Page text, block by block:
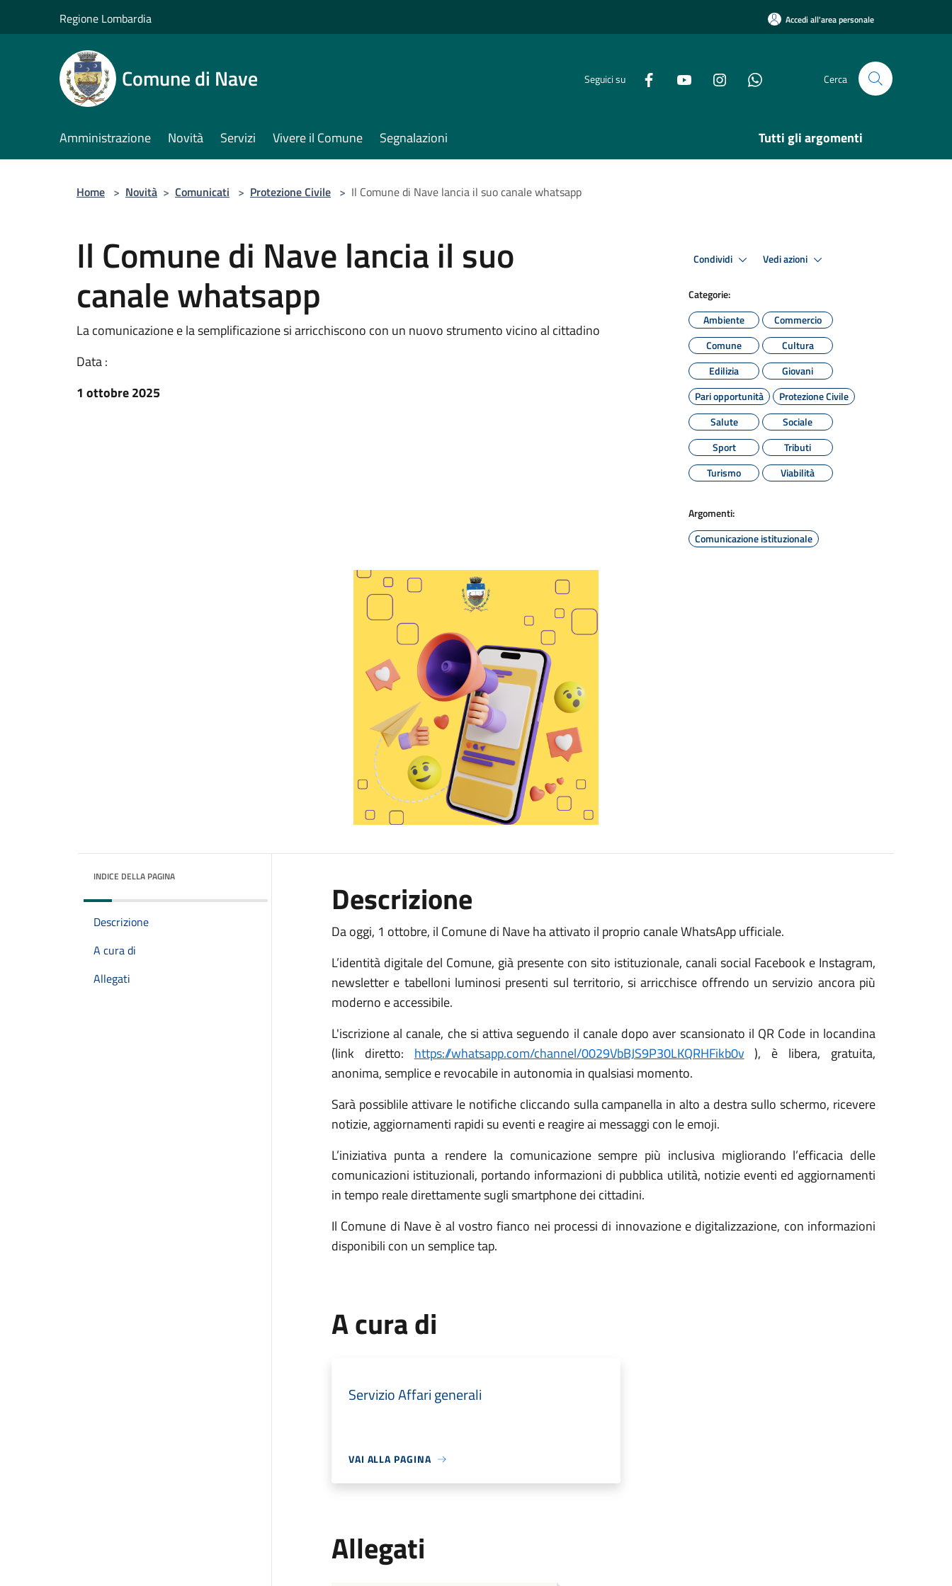
Regione Lombardia Accedi all'area personale
Comune di Nave Seguici su Cerca
Amministrazione Novità Servizi Vivere il Comune Segnalazioni Tutti gli argomenti
Home > Novità > Comunicati > Protezione Civile > Il Comune di Nave lancia il suo canale whatsapp
Il Comune di Nave lancia il suo
canale whatsapp
La comunicazione e la semplificazione si arricchiscono con un nuovo strumento vicino al cittadino
Data :
1 ottobre 2025
Condividi Vedi azioni
Categorie:
Ambiente
Commercio
Comune
Cultura
Edilizia
Giovani
Pari opportunità
Protezione Civile
Salute
Sociale
Sport
Tributi
Turismo
Viabilità
Argomenti:
Comunicazione istituzionale
INDICE DELLA PAGINA
Descrizione
A cura di
Allegati
Descrizione
Da oggi, 1 ottobre, il Comune di Nave ha attivato il proprio canale WhatsApp ufficiale.
L’identità digitale del Comune, già presente con sito istituzionale, canali social Facebook e Instagram,
newsletter e tabelloni luminosi presenti sul territorio, si arricchisce offrendo un servizio ancora più
moderno e accessibile.
L'iscrizione al canale, che si attiva seguendo il canale dopo aver scansionato il QR Code in locandina
(link diretto: https://whatsapp.com/channel/0029VbBJS9P30LKQRHFikb0v ), è libera, gratuita,
anonima, semplice e revocabile in autonomia in qualsiasi momento.
Sarà possiblile attivare le notifiche cliccando sulla campanella in alto a destra sullo schermo, ricevere
notizie, aggiornamenti rapidi su eventi e reagire ai messaggi con le emoji.
L’iniziativa punta a rendere la comunicazione sempre più inclusiva migliorando l’efficacia delle
comunicazioni istituzionali, portando informazioni di pubblica utilità, notizie eventi ed aggiornamenti
in tempo reale direttamente sugli smartphone dei cittadini.
Il Comune di Nave è al vostro fianco nei processi di innovazione e digitalizzazione, con informazioni
disponibili con un semplice tap.
A cura di
Servizio Affari generali
VAI ALLA PAGINA
Allegati